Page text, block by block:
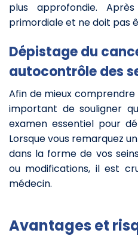
plus approfondie.
primordiale et ne doit pas
Dépistage du
autocontrôle des
Afin de mieux
important de souligner
examen essentiel pour
Lorsque vous remarquez
dans la forme de vos
ou modifications, il est
médecin.
Avantages et